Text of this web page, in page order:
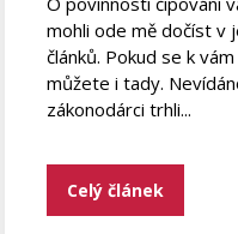
mohli ode mě dočíst v
článků. Pokud se k
můžete i tady.
zákonodárci trhli...
Celý článek